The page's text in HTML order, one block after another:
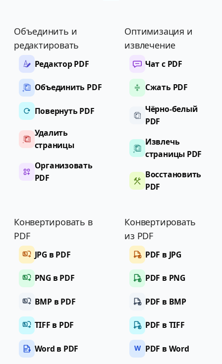
Объединить и
редактировать
Редактор PDF
Объединить PDF
Повернуть PDF
Удалить
страницы
Организовать
PDF
Оптимизация и
извлечение
Чат с PDF
Сжать PDF
Чёрно-белый
PDF
Извлечь
страницы PDF
Восстановить
PDF
Конвертировать в
PDF
JPG в PDF
PNG в PDF
BMP в PDF
TIFF в PDF
Word в PDF
Конвертировать
из PDF
PDF в JPG
PDF в PNG
PDF в BMP
PDF в TIFF
W PDF в Word